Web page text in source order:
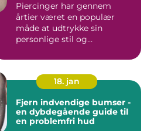
Piercinger har gennem
årtier været en populær
måde at udtrykke sin
personlige stil og
18. jan
Fjern indvendige bumser -
en dybdegående guide til
en problemfri hud